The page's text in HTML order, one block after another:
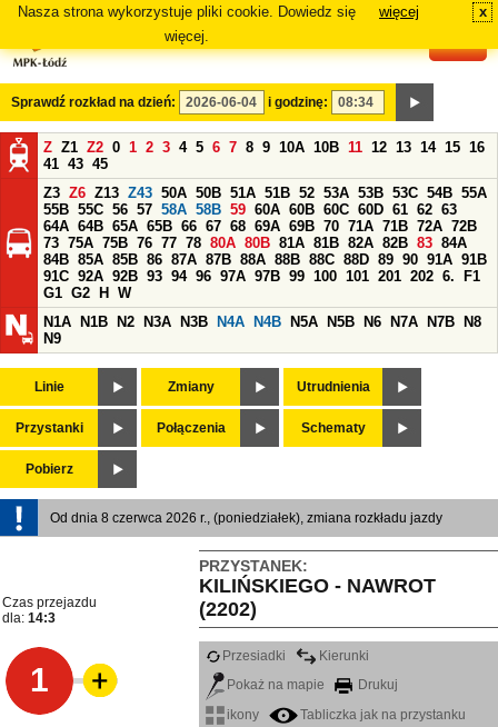
Nasza strona wykorzystuje pliki cookie. Dowiedz się
więcej.
więcej x
Sprawdź rozkład na dzień: i godzinę:
Z Z1 Z2 0 1 2 3 4 5 6 7 8 9 10A 10B 11 12 13 14 15 16
41 43 45
Z3 Z6 Z13 Z43 50A 50B 51A 51B 52 53A 53B 53C 54B 55A
55B 55C 56 57 58A 58B 59 60A 60B 60C 60D 61 62 63
64A 64B 65A 65B 66 67 68 69A 69B 70 71A 71B 72A 72B
73 75A 75B 76 77 78 80A 80B 81A 81B 82A 82B 83 84A
84B 85A 85B 86 87A 87B 88A 88B 88C 88D 89 90 91A 91B
91C 92A 92B 93 94 96 97A 97B 99 100 101 201 202 6.
F1
G1 G2 H
W
N1A
N1B N2 N3A N3B N4A N4B N5A N5B N6 N7A N7B
N8
N9
Linie Zmiany Utrudnienia
Przystanki Połączenia Schematy
Pobierz
Od dnia 8 czerwca 2026 r., (poniedziałek), zmiana rozkładu jazdy
PRZYSTANEK:
KILIŃSKIEGO - NAWROT
(2202)
Czas przejazdu
dla: 14:3
1
Przesiadki
Kierunki
Pokaż na mapie
Drukuj
ikony
Tabliczka jak na przystanku